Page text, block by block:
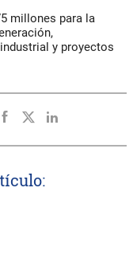
millones para la
y proyectos